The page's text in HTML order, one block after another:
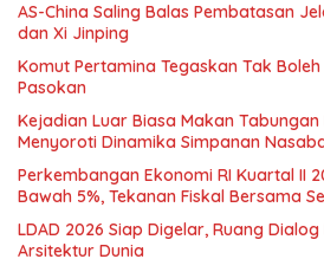
AS-China Saling Balas Pembatasan
dan Xi Jinping
Komut Pertamina Tegaskan Tak
Pasokan
Kejadian Luar Biasa Makan
Menyoroti Dinamika Simpanan
Perkembangan Ekonomi RI Kuartal II
Bawah 5%, Tekanan Fiskal Bersama
LDAD 2026 Siap Digelar, Ruang
Arsitektur Dunia